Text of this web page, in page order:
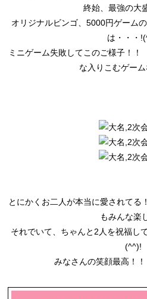
終始、最強の大
オリジナルビンゴ、5000円ゲーム
は・・・
ミニゲーム失敗してこのご様子！
な入りこむゲー
とにかくお二人が本当に愛されて
もみんな楽
それでいて、ちゃんと2人を祝福し
(^^)!
みなさんの笑顔最高！！